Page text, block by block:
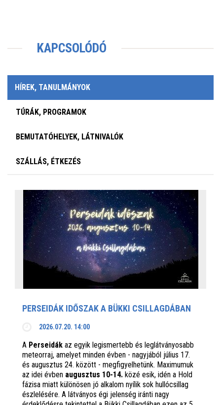
KAPCSOLÓDÓ
HÍREK, TANULMÁNYOK
TÚRÁK, PROGRAMOK
BEMUTATÓHELYEK, LÁTNIVALÓK
SZÁLLÁS, ÉTKEZÉS
PERSEIDÁK IDŐSZAK A BÜKKI CSILLAGDÁBAN
2026.07.20. 14:00
A Perseidák az egyik legismertebb és leglátványosabb
meteorraj, amelyet minden évben - nagyjából július 17.
és augusztus 24. között - megfigyelhetünk. Maximumuk
az idei évben augusztus 10-14. közé esik, idén a Hold
fázisa miatt különösen jó alkalom nyílik sok hullócsillag
észlelésére. A látványos égi jelenség iránti nagy